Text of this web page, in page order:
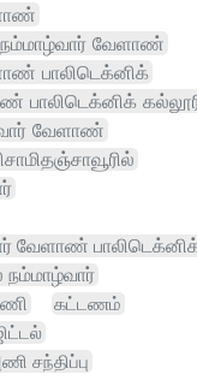
நம்மாழ்வார் வேளாண்
பாலிடெக்னிக்
பாலிடெக்னிக்
வேளாண்
வேளாண்
நம்மாழ்வார்
கட்டணம்
சந்திப்பு